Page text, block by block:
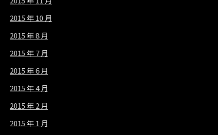
2015 年 10 月
2015 年 8 月
2015 年 7 月
2015 年 6 月
2015 年 4 月
2015 年 2 月
2015 年 1 月